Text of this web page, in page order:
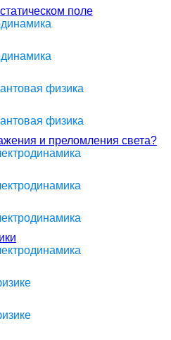
поле
физика
физика
и преломления света?